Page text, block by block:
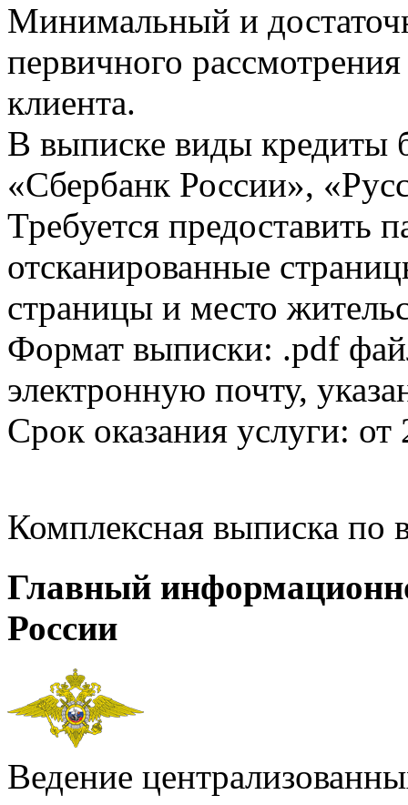
Минимальный и
первичного
клиента.
В выписке виды кредиты
«Сбербанк России»,
Требуется предоставить
отсканированные
страницы и место
Формат выписки: .pdf
электронную почту,
Срок оказания услуги: от
Комплексная выписка
Главный
России
Ведение